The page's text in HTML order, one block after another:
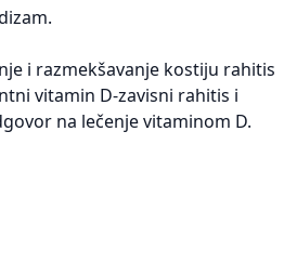
i razmekšavanje kostiju rahitis
vitamin D-zavisni rahitis i
na lečenje vitaminom D.